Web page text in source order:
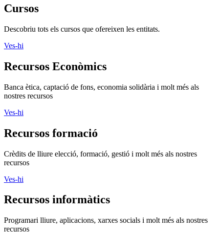
Cursos
Descobriu tots els cursos que ofereixen les entitats.
Ves-hi
Recursos Econòmics
Banca ètica, captació de fons, economia solidària i molt més als
nostres recursos
Ves-hi
Recursos formació
Crèdits de lliure elecció, formació, gestió i molt més als nostres
recursos
Ves-hi
Recursos informàtics
Programari lliure, aplicacions, xarxes socials i molt més als nostres
recursos